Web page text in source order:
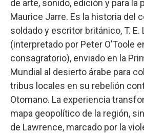
de arte, sonido, edición y para la
Maurice Jarre. Es la historia del
soldado y escritor británico, T. E.
(interpretado por Peter O’Toole
consagratorio), enviado en la
Mundial al desierto árabe para
tribus locales en su rebelión
Otomano. La experiencia
mapa geopolítico de la región,
de Lawrence, marcado por la